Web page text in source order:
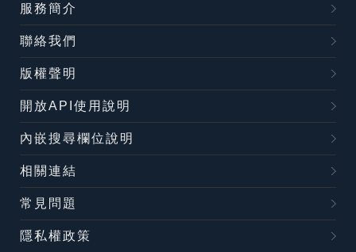
服務簡介
聯絡我們
版權聲明
開放API使用說明
內嵌搜尋欄位說明
相關連結
常見問題
隱私權政策